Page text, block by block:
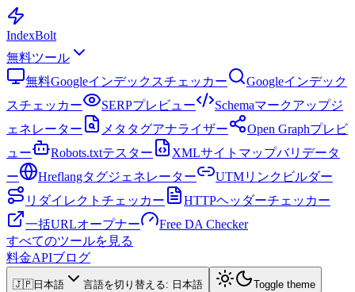
IndexBolt
無料ツール
無料Googleインデックスチェッカー
Googleインデック
スチェッカー
SERPプレビュー
Schemaマークアップジ
ェネレーター
メタタグアナライザー
Open Graphプレビ
ュー
Robots.txtテスター
XMLサイトマップバリデータ
ー
Hreflangタグジェネレーター
UTMリンクビルダー
リダイレクトチェッカー
HTTPヘッダーチェッカー
一括URLオープナー
Free DA Checker
すべてのツールを見る
料金APIブログ
🇯🇵日本語 言語を切り替える: 日本語
Toggle theme